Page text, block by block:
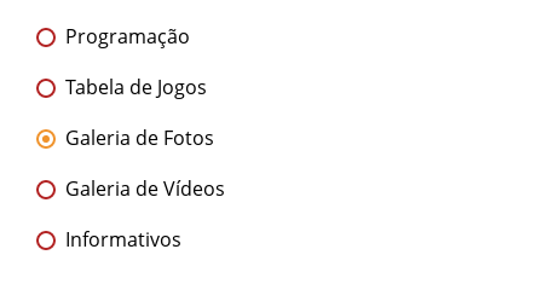
Programação
Tabela de Jogos
Galeria de Fotos
Galeria de Vídeos
Informativos